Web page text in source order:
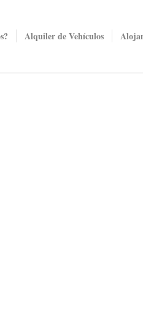
Alquiler de Vehículos